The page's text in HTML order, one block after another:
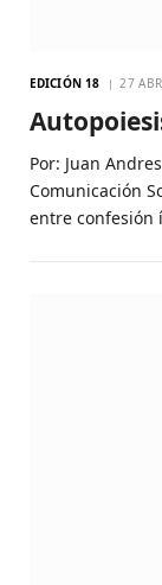
EDICIÓN 18 27
Por: Juan
Comunicación
entre confesión